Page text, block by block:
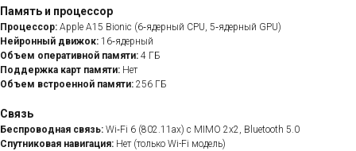
Память и процессор
Процессор: Apple A15 Bionic (6‑ядерный CPU, 5‑ядерный GPU)
Нейронный движок: 16‑ядерный
Объем оперативной памяти: 4 ГБ
Поддержка карт памяти: Нет
Объем встроенной памяти: 256 ГБ
Связь
Беспроводная связь: Wi‑Fi 6 (802.11ax) с MIMO 2x2, Bluetooth 5.0
Спутниковая навигация: Нет (только Wi-Fi модель)